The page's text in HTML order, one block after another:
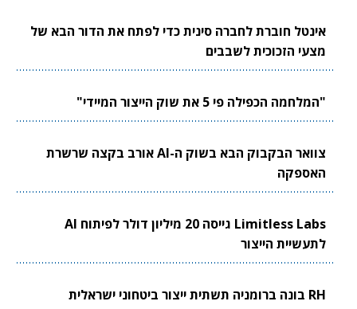
אינטל חוברת לחברה סינית כדי לפתח את הדור הבא של
מצעי הזכוכית לשבבים
"המלחמה הכפילה פי 5 את שוק הייצור המיידי"
צוואר הבקבוק הבא בשוק ה-AI אורב בקצה שרשרת
האספקה
Limitless Labs גייסה 20 מיליון דולר לפיתוח AI
לתעשיית הייצור
RH בונה ברומניה תשתית ייצור ביטחוני ישראלית